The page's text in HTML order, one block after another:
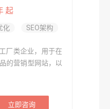
起
化 SEO架构
厂类企业，用于在
的营销型网站，以
立即咨询